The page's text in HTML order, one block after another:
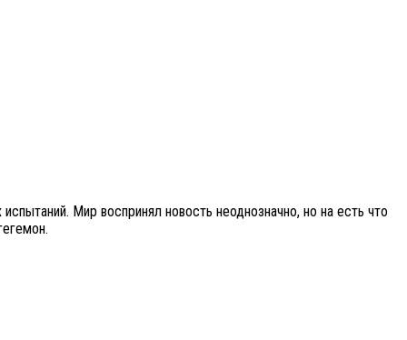
Мир воспринял новость неоднозначно, но на есть что